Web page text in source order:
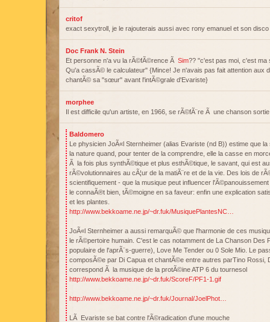
critof
exact sexytroll, je le rajouterais aussi avec rony emanuel et son
Doc Frank N. Stein
Et personne n'a vu la rÃ©fÃ©rence Ã Sim?? "c'est pas moi, c'est
Qu'a cassÃ© le calculateur" {Mince! Je n'avais pas fait attention aux
chantÃ© sa "sœur" avant l'intÃ©grale d'Evariste}
morphee
Il est difficile qu'un artiste, en 1966, se rÃ©fÃ¨re Ã une chanson
Baldomero
Le physicien JoÃ«l Sternheimer (alias Evariste (nd B)) estime que
la nature quand, pour tenter de la comprendre, elle la casse en
Ã la fois plus synthÃ©tique et plus esthÃ©tique, le savant, qui est
rÃ©volutionnaires au cÃ¦ur de la matiÃ¨re et de la vie. Des lois de
scientifiquement - que la musique peut influencer
le connaÃ®t bien, tÃ©moigne en sa faveur: enfin une explication
et les plantes.
http://www.bekkoame.ne.jp/~dr.fuk/MusiquePlantesNC…
JoÃ«l Sternheimer a aussi remarquÃ© que l'harmonie de ces
le rÃ©pertoire humain. C'est le cas notamment de La Chanson Des
populaire de l'aprÃ¨s-guerre), Love Me Tender ou 0 Sole Mio. Le
composÃ©e par Di Capua et chantÃ©e entre autres parTino Rossi,
correspond Ã la musique de la protÃ©ine ATP 6 du tournesol
http://www.bekkoame.ne.jp/~dr.fuk/ScoreF/PF1-1.gif
http://www.bekkoame.ne.jp/~dr.fuk/Journal/JoelPhot…
LÃ Evariste se bat contre l'Ã©radication d'une mouche